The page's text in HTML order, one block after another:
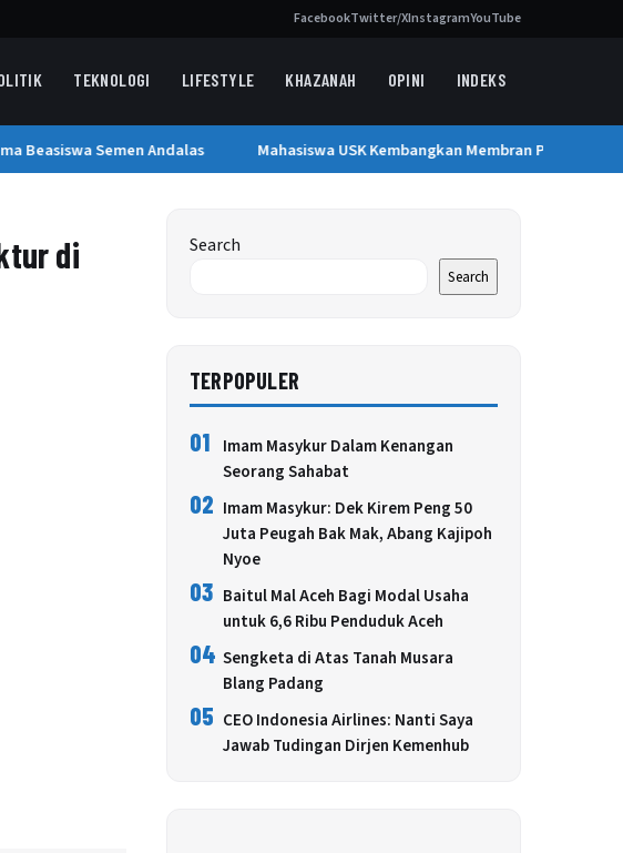
FacebookTwitter/XInstagramYouTube
TEKNOLOGI LIFESTYLE KHAZANAH OPINI INDEKS
Beasiswa Semen Andalas Mahasiswa USK Kembangkan Membran Penyaring
di
Search
Search
TERPOPULER
01
Imam Masykur Dalam Kenangan
Seorang Sahabat
02 Imam Masykur: Dek Kirem Peng 50
Juta Peugah Bak Mak, Abang Kajipoh
Nyoe
03 Baitul Mal Aceh Bagi Modal Usaha
untuk 6,6 Ribu Penduduk Aceh
04 Sengketa di Atas Tanah Musara
Blang Padang
05 CEO Indonesia Airlines: Nanti Saya
Jawab Tudingan Dirjen Kemenhub